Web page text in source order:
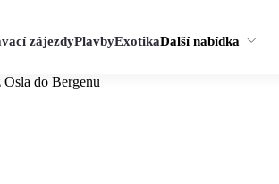
zájezdyPlavbyExotikaDalší nabídka
do Bergenu